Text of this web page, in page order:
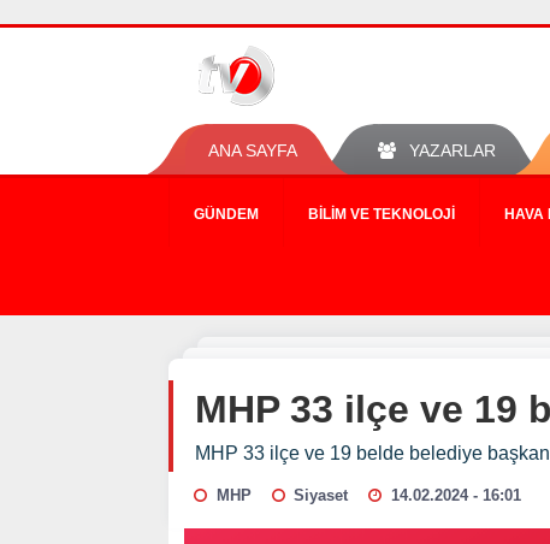
ANA SAYFA YAZARLAR
GÜNDEM BILIM VE TEKNOLOJI HAVA
MHP 33 ilçe ve 19
MHP 33 ilçe ve 19 belde belediye başkan
MHP Siyaset 14.02.2024 - 16:01